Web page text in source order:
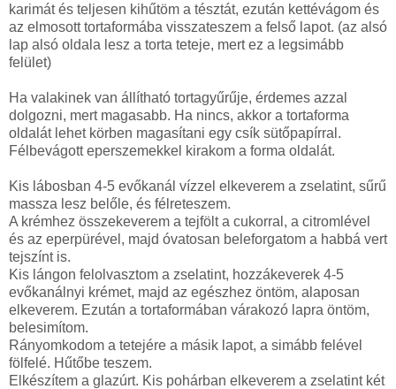
karimát és teljesen kihűtöm a tésztát, ezután kettévágom és
az elmosott tortaformába visszateszem a felső lapot. (az alsó
lap alsó oldala lesz a torta teteje, mert ez a legsimább
felület)
Ha valakinek van állítható tortagyűrűje, érdemes azzal
dolgozni, mert magasabb. Ha nincs, akkor a tortaforma
oldalát lehet körben magasítani egy csík sütőpapírral.
Félbevágott eperszemekkel kirakom a forma oldalát.
Kis lábosban 4-5 evőkanál vízzel elkeverem a zselatint, sűrű
massza lesz belőle, és félreteszem.
A krémhez összekeverem a tejfölt a cukorral, a citromlével
és az eperpürével, majd óvatosan beleforgatom a habbá vert
tejszínt is.
Kis lángon felolvasztom a zselatint, hozzákeverek 4-5
evőkanálnyi krémet, majd az egészhez öntöm, alaposan
elkeverem. Ezután a tortaformában várakozó lapra öntöm,
belesimítom.
Rányomkodom a tetejére a másik lapot, a simább felével
fölfelé. Hűtőbe teszem.
Elkészítem a glazúrt. Kis pohárban elkeverem a zselatint két